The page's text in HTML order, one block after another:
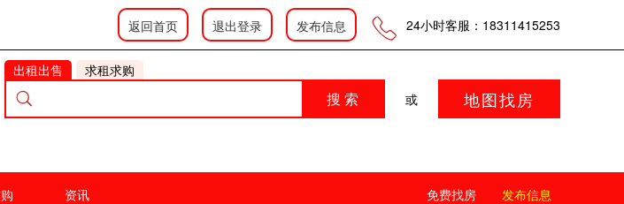
返回首页 退出登录 发布信息 24小时客服：18311415253
登录 | 会员中心 发布信息
出租出售 求租求购
搜 索 或 地图找房
资讯 免费找房 发布信息